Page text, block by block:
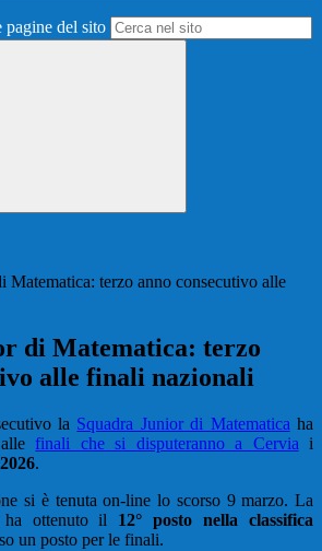
pagine del sito
Matematica: terzo anno consecutivo alle
di Matematica: terzo
alle finali nazionali
la Squadra Junior di Matematica ha
allefinali che si disputeranno a Cervia i
.
si è tenuta on-line lo scorso 9 marzo. La
ha ottenuto il 12° posto nella classifica
un posto per le finali.